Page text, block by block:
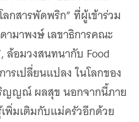
สารพัดพริก” ที่ผู้เข้าร่วม
ามาพงษ์ เลขาธิการคณะ
, ล้อมวงสนทนากับ Food
รเปลี่ยนแปลง ในโลกของ
ริญญณ์ ผลสุข นอกจากนี้ภาย
พิ่มเติมกับแม่ครัวอีกด้วย